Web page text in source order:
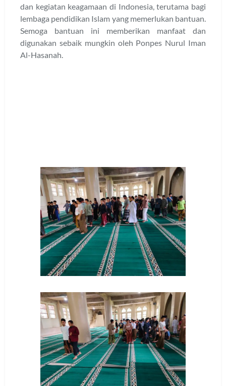
dan kegiatan keagamaan di Indonesia, terutama bagi
lembaga pendidikan Islam yang memerlukan bantuan.
Semoga bantuan ini memberikan manfaat dan
digunakan sebaik mungkin oleh Ponpes Nurul Iman
Al-Hasanah.